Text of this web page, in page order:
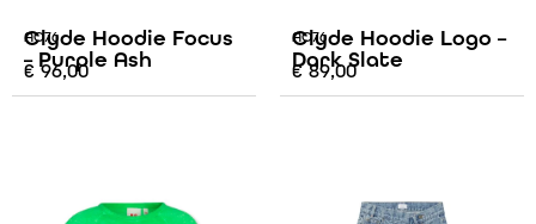
AO76
Clyde Hoodie Focus
– Purple Ash
€ 96,00
AO76
Clyde Hoodie Logo –
Dark Slate
€89,00